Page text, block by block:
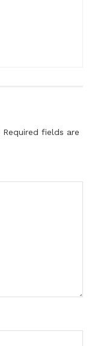
Required fields are